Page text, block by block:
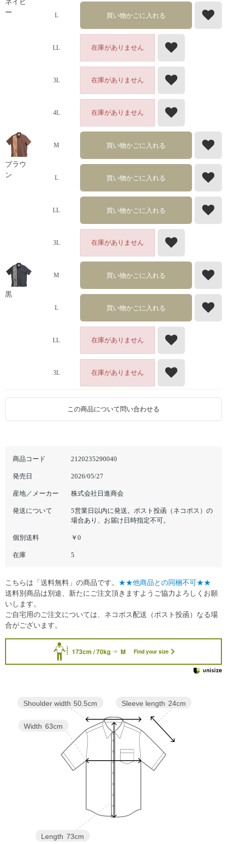
商品コード 2120235290040
発売日 2026/05/27
産地／メーカー 株式会社日進商会
発送について
5営業日以内に発送。ポスト投函（ネコポス）の
場合あり、お届け日時指定不可。
個別送料 ￥0
在庫 5
ネイビ
ー
L 買い物かごに入れる
LL 在庫がありません
3L 在庫がありません
4L 在庫がありません
ブラウ
ン
M 買い物かごに入れる
L 買い物かごに入れる
LL 買い物かごに入れる
3L 在庫がありません
黒
M 買い物かごに入れる
L 買い物かごに入れる
LL 在庫がありません
3L 在庫がありません
この商品について問い合わせる
173cm / 70kg M Find your size
Sleeve length 24cm
Length 73cm
Width 63cm
Shoulder width 50.5cm
こちらは「送料無料」の商品です。 ★★他商品との同梱不可★★
送料別商品は別途、新たにご注文頂きますようご協力よろしくお願
いします。
ご自宅用のご注文については、ネコポス配送（ポスト投函）なる場
合がございます。